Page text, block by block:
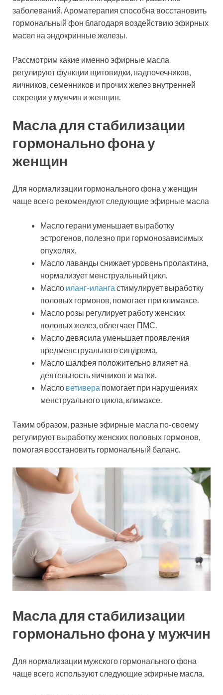
заболеваний. Ароматерапия способна восстановить
гормональный фон благодаря воздействию эфирных
масел на эндокринные железы.
Рассмотрим какие именно эфирные масла
регулируют функции щитовидки, надпочечников,
яичников, семенников и прочих желез внутренней
секреции у мужчин и женщин.
Масла для стабилизации
гормонально фона у
женщин
Для нормализации гормонального фона у женщин
чаще всего рекомендуют следующие эфирные масла
Масло герани уменьшает выработку
эстрогенов, полезно при гормонозависимых
опухолях.
Масло лаванды снижает уровень пролактина,
нормализует менструальный цикл.
Масло иланг-иланга стимулирует выработку
половых гормонов, помогает при климаксе.
Масло розы регулирует работу женских
половых желез, облегчает ПМС.
Масло девясила уменьшает проявления
предменструального синдрома.
Масло шалфея положительно влияет на
деятельность яичников и матки.
Масло ветивера помогает при нарушениях
менструального цикла, климаксе.
Таким образом, разные эфирные масла по-своему
регулируют выработку женских половых гормонов,
помогая восстановить гормональный баланс.
Масла для стабилизации
гормонально фона у мужчин
Для нормализации мужского гормонального фона
чаще всего используют следующие эфирные масла.